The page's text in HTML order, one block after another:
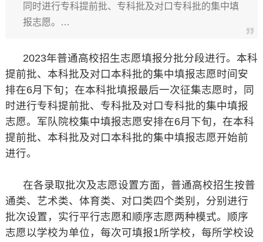
同时进行专科提前批、专科批及对口专科批的集中填
报志愿。…
2023年普通高校招生志愿填报分批分段进行。本科
提前批、本科批及对口本科批的集中填报志愿时间安
排在6月下旬；在本科批填报最后一次征集志愿时，同
时进行专科提前批、专科批及对口专科批的集中填报
志愿。军队院校集中填报志愿安排在6月下旬，在本科
提前批、本科批及对口本科批的集中填报志愿开始前
进行。
在各录取批次及志愿设置方面，普通高校招生按普
通类、艺术类、体育类、对口类四个类别，分别进行
批次设置，实行平行志愿和顺序志愿两种模式。顺序
志愿以学校为单位，每次可填报1所学校，每所学校设